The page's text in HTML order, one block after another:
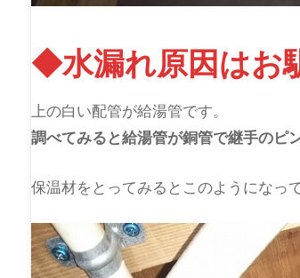
◆水漏れ原因はお
上の白い配管が給湯管です。
調べてみると給湯管が銅管で継手のピ
保温材をとってみるとこのようになっ